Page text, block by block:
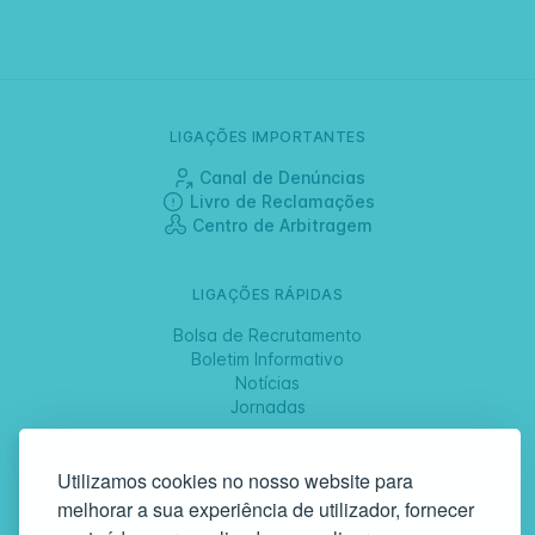
Utilizamos cookies no nosso website para
melhorar a sua experiência de utilizador, fornecer
LIGAÇÕES IMPORTANTES
Canal de Denúncias
Livro de Reclamações
Centro de Arbitragem
LIGAÇÕES RÁPIDAS
Bolsa de Recrutamento
Boletim Informativo
Notícias
Jornadas
SIGA-NOS